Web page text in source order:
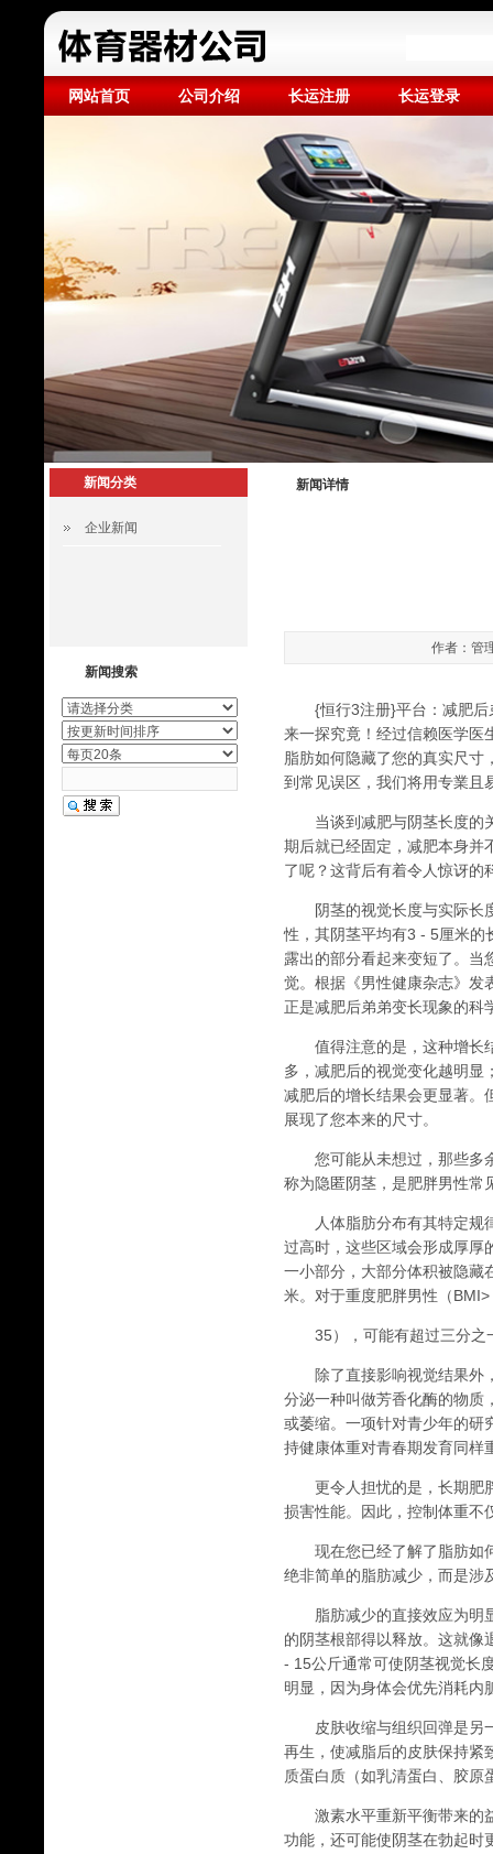
网站首页 公司介绍 长运注册 长运登录
新闻分类
企业新闻
新闻搜索
新闻详情
作者：管
{恒行3注册}平台： 减肥后
来一探究竟！经过信赖医学医
脂肪如何隐藏了您的真实尺
到常见误区，我们将用专業且
当谈到减肥与阴茎长度的关
期后就已经固定，减肥本身并
了呢？这背后有着令人惊讶的
阴茎的视觉长度与实际长度
性，其阴茎平均有3 - 5厘米的
露出的部分看起来变短了。当
觉。根据《男性健康杂志》发
正是减肥后弟弟变长现象的科
值得注意的是，这种增长结
多，减肥后的视觉变化越明显
减肥后的增长结果会更显著。
展现了您本来的尺寸。
您可能从未想过，那些多余
称为隐匿阴茎，是肥胖男性常
人体脂肪分布有其特定规律
过高时，这些区域会形成厚厚
一小部分，大部分体积被隐藏
米。对于重度肥胖男性（BMI>
35），可能有超过三分之
除了直接影响视觉结果外，
分泌一种叫做芳香化酶的物质
或萎缩。一项针对青少年的研
持健康体重对青春期发育同样
更令人担忧的是，长期肥胖
损害性能。因此，控制体重不
现在您已经了解了脂肪如何
绝非简单的脂肪减少，而是涉
脂肪减少的直接效应为明显
的阴茎根部得以释放。这就像
- 15公斤通常可使阴茎视觉长
明显，因为身体会优先消耗内
皮肤收缩与组织回弹是另一
再生，使减脂后的皮肤保持紧
质蛋白质（如乳清蛋白、胶原
激素水平重新平衡带来的益
功能，还可能使阴茎在勃起时